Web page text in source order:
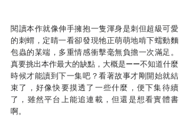
閱讀本作就像伸手擁抱一隻渾身是刺但超級可愛
的刺蝟，定睛一看卻發現牠正萌萌地啃下蠕動麵
包蟲的某端，多重情感衝擊毫無負擔一次滿足。
真要挑出本作最大的缺點，大概是——不知道什麼
時候才能讀到下一集吧？看著故事才剛開始就結
束了，好像快要摸透了一些什麼，便下集待續
了，雖然平台上能追連載，但還是想看實體書
啊。